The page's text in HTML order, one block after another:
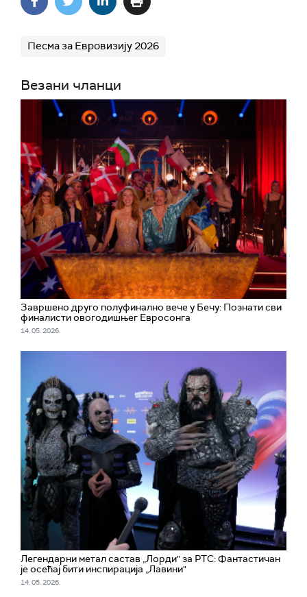
Песма за Евровизију 2026
Везани чланци
Завршено друго полуфинално вече у Бечу: Познати сви
финалисти овогодишњег Евросонга
14. 05. 2026.
Легендарни метал састав „Лорди" за РТС: Фантастичан
је осећај бити инспирација „Лавини"
14. 05. 2026.